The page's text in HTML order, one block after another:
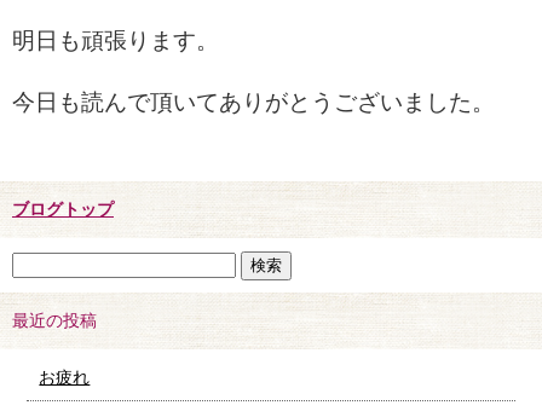
明日も頑張ります。
今日も読んで頂いてありがとうございました。
ブログトップ
最近の投稿
お疲れ